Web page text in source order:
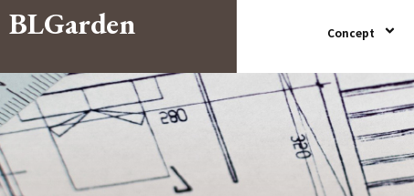
BLGarden Concept